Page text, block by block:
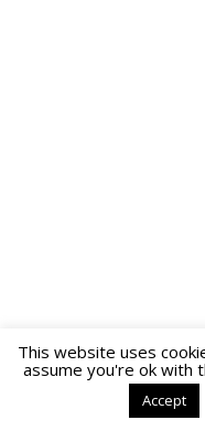
This website uses
assume you're ok with
Accept